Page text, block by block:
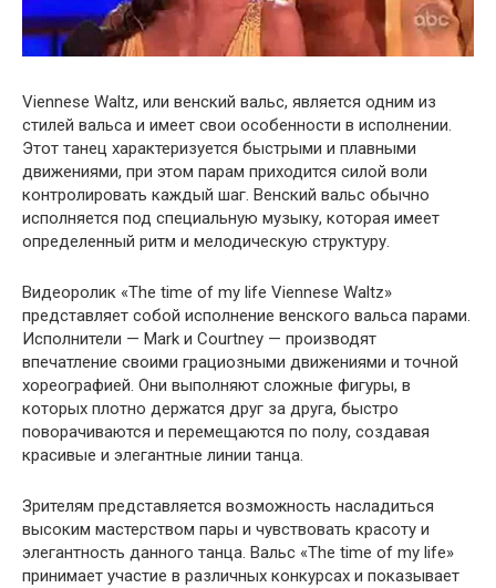
Viennese Waltz, или венский вальс, является одним из
стилей вальса и имеет свои особенности в исполнении.
Этот танец характеризуется быстрыми и плавными
движениями, при этом парам приходится силой воли
контролировать каждый шаг. Венский вальс обычно
исполняется под специальную музыку, которая имеет
определенный ритм и мелодическую структуру.
Видеоролик «The time of my life Viennese Waltz»
представляет собой исполнение венского вальса парами.
Исполнители — Mark и Courtney — производят
впечатление своими грациозными движениями и точной
хореографией. Они выполняют сложные фигуры, в
которых плотно держатся друг за друга, быстро
поворачиваются и перемещаются по полу, создавая
красивые и элегантные линии танца.
Зрителям представляется возможность насладиться
высоким мастерством пары и чувствовать красоту и
элегантность данного танца. Вальс «The time of my life»
принимает участие в различных конкурсах и показывает